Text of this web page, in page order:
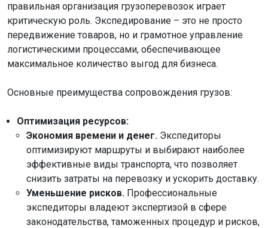
правильная организация грузоперевозок играет
критическую роль. Экспедирование – это не просто
передвижение товаров, но и грамотное управление
логистическими процессами, обеспечивающее
максимальное количество выгод для бизнеса.
Основные преимущества сопровождения грузов:
Оптимизация ресурсов:
Экономия времени и денег. Экспедиторы
оптимизируют маршруты и выбирают наиболее
эффективные виды транспорта, что позволяет
снизить затраты на перевозку и ускорить доставку.
Уменьшение рисков. Профессиональные
экспедиторы владеют экспертизой в сфере
законодательства, таможенных процедур и рисков,